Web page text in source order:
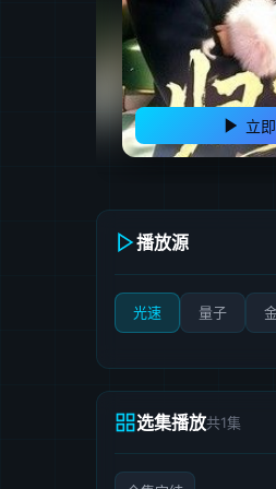
立
播放源
光速 量子
选集播放共1集